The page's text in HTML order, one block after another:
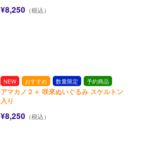
¥8,250 （税込）
NEW おすすめ 数量限定 予約商品
アマカノ２＋ 咲來ぬいぐるみ スケルトン
入り
¥8,250 （税込）